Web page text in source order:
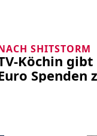
SHITSTORM
Köchin gibt
Spenden